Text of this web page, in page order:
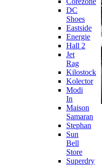
DC
Shoes
Eastside
Energie
Hall 2
Jet
Rag
Kilostock
Kolector
Modi
In
Maison
Samaran
Stephan
Sun
Bell
Store
Superdry